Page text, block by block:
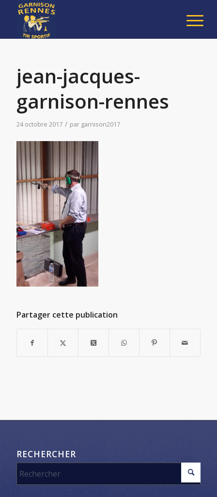
jean-jacques-
garnison-rennes
24 octobre 2017 / par garnison2017
Partager cette publication
RECHERCHER